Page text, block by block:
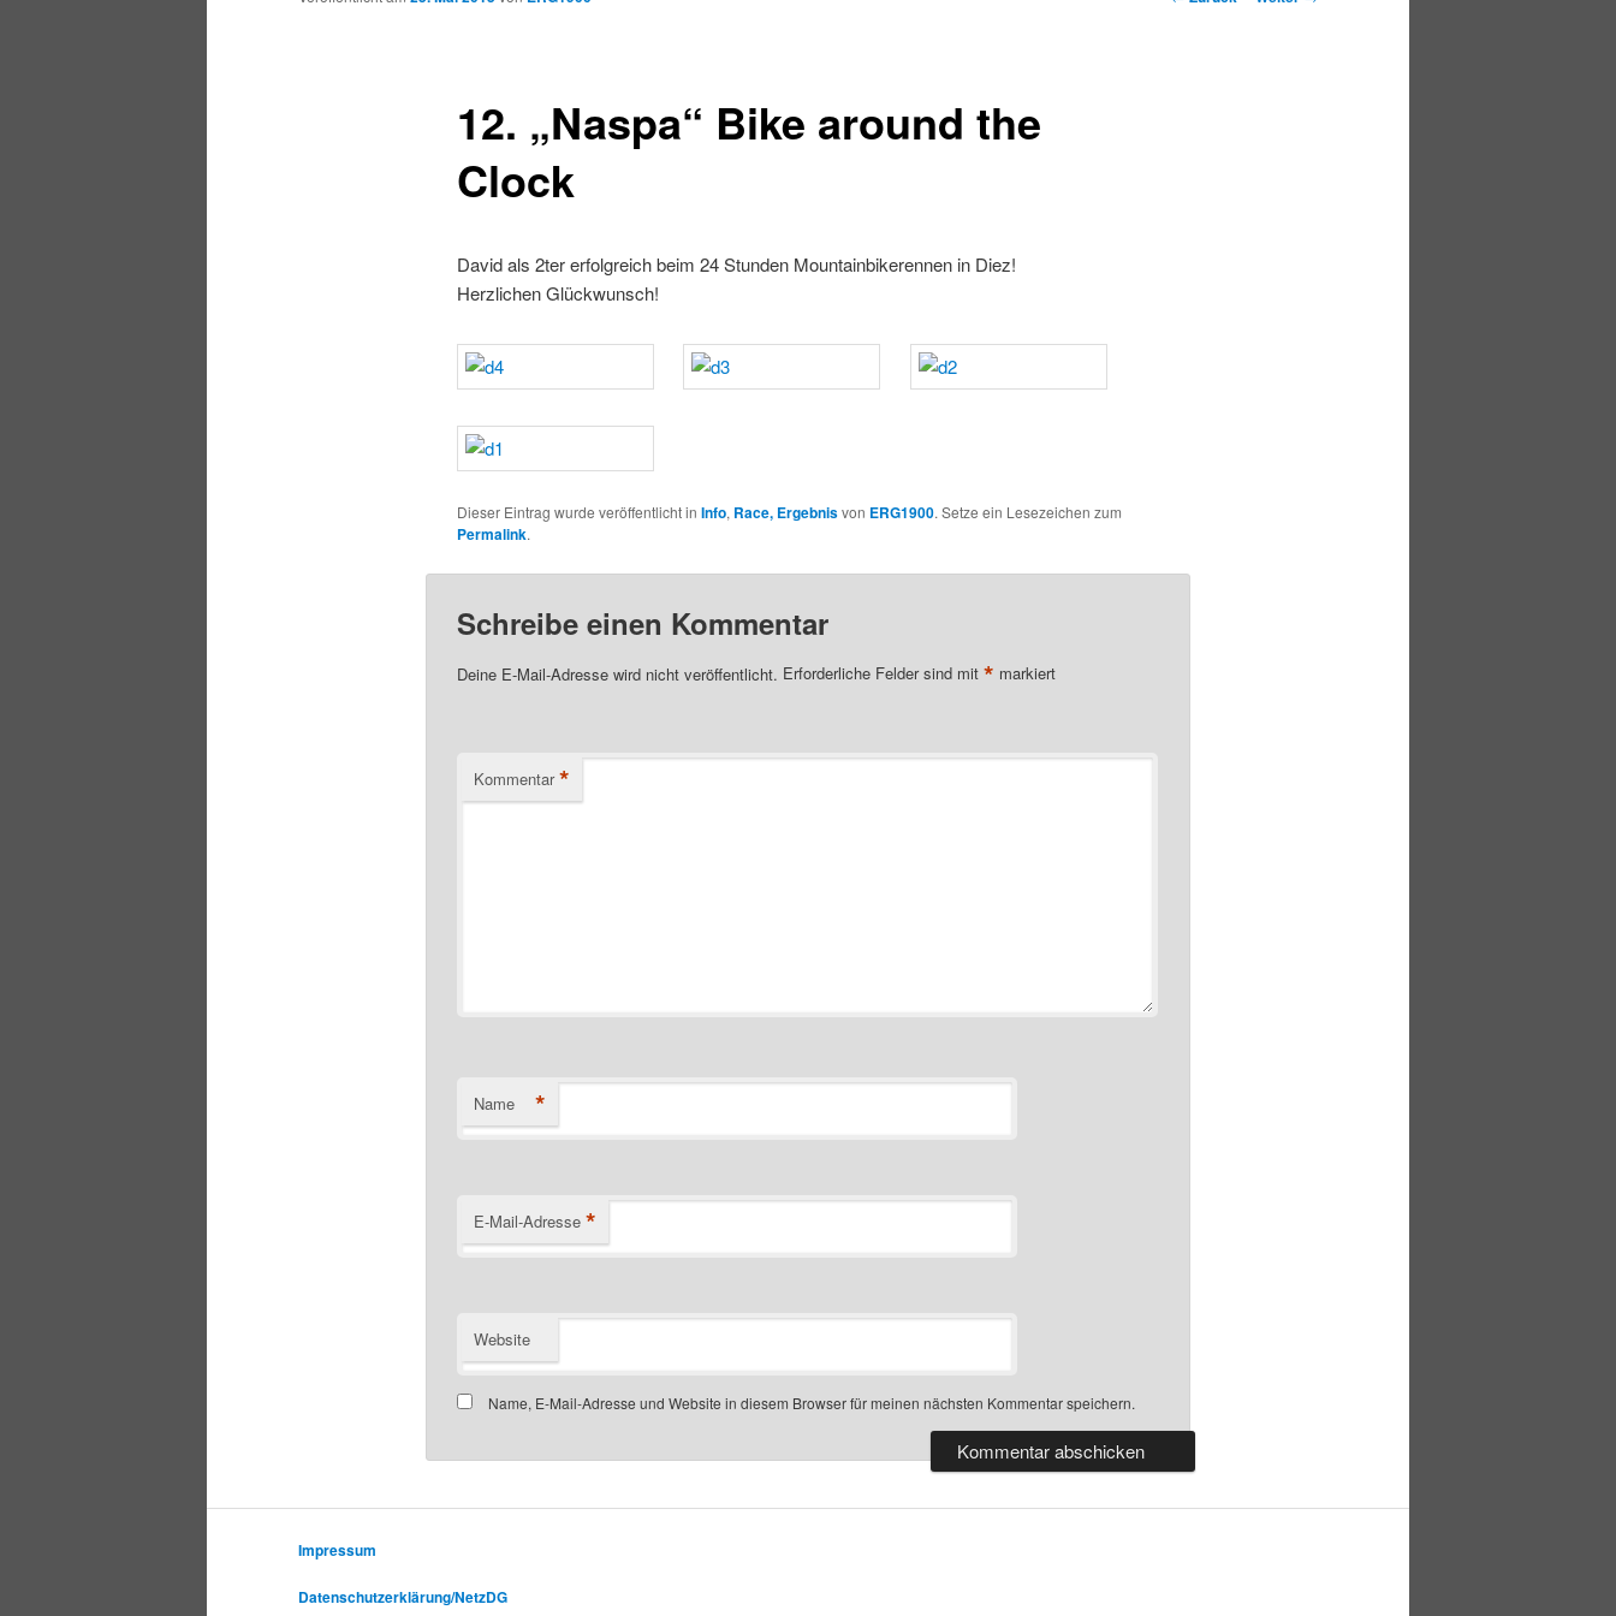
12. „Naspa“ Bike around the
Clock
David als 2ter erfolgreich beim 24 Stunden Mountainbikerennen in Diez!
Herzlichen Glückwunsch!
Dieser Eintrag wurde veröffentlicht in Info, Race, Ergebnisvon ERG1900. Setze ein Lesezeichen zum
Permalink.
Schreibe einen Kommentar
Deine E-Mail-Adresse wird nicht veröffentlicht. Erforderliche Felder sind mit * markiert
Kommentar *
Name *
E-Mail-Adresse *
Website
Name, E-Mail-Adresse und Website in diesem Browser für meinen nächsten Kommentar speichern.
Impressum
Datenschutzerklärung/NetzDG